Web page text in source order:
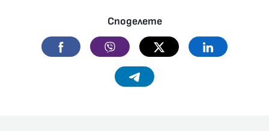
Споделете
Facebook Viber Twitter Linkedin
Telegram